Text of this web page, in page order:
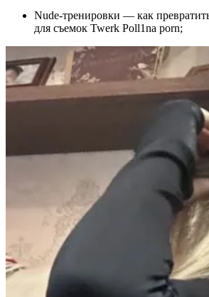
Nude-тренировки — как
для съемок Twerk Poll1na porn;